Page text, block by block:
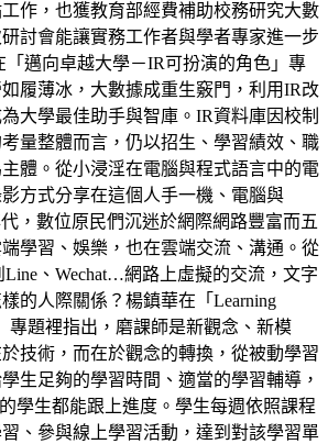
作，也獲教育部經費補助校務研究大數
討會能讓實務工作者與學者專家進一步
「邁向卓越大學－IR可扮演的角色」專
履薄冰，大數據成重生竅門，利用IR改
大學最佳助手與智庫。IR資料庫因校制
量整體而言，仍以招生、學習績效、職
體。從小浸淫在電腦與程式語言中的電
方式分享在這個人手一機、電腦與
，數位原民們沉迷於網際網路豐富而五
學習、娛樂，也在雲端交流、溝通。從
Line、Wechat…網路上虛擬的交流，文字
的人際關係？楊鎮華在「Learning
專題裡指出，磨課師是新觀念、新模
技術，而在於觀念的轉換，從被動學習
生足夠的學習時間、適當的學習輔導，
學生都能跟上進度。學生每週依照課程
、參與線上學習活動，達到對該學習單